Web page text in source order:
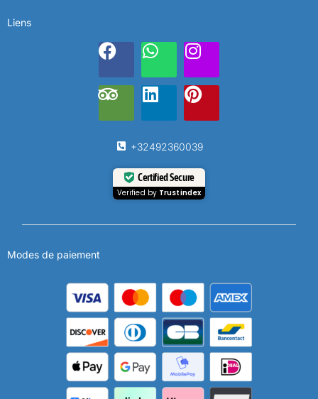
Liens
+32492360039
Certified Secure
Verified by Trustindex
Modes de paiement